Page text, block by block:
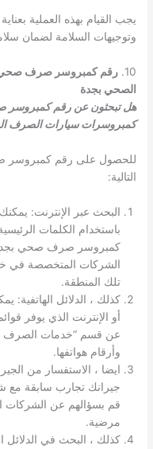
يجب القيام بهذه العملية
وتوجيهات السلامة لضمان
10. رقم كمبروسر صرف صحي
الصحي بجدة
هل تبحثون عن رقم كمبروسر
كمبروسرات سيارات الصرف
للحصول على رقم كمبروسر
التالية:
البحث عبر الإنترنت:
باستخدام الكلمات
كمبروسر صرف صحي
الشركات المتخصصة في
تلك المنطقة.
كذلك ، الدلائل الهاتفية:
أو الإنترنت الذي يوفر
عن قسم “خدمات الصرف
وأرقام هواتفها.
ايضا ، الاستفسار من
جيرانك تجارب سابقة
قم بسؤالهم عن الشركات
مرضية.
كذلك ، البحث في الدلائل